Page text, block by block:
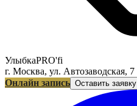
УлыбкаPRO'fi
г. Москва, ул. Автозаводская, 7
Онлайн запись Оставить заявку